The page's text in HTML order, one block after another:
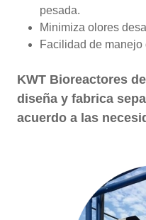
pesada.
Minimiza olores
Facilidad de manejo
KWT Bioreactores
diseña y fabrica
acuerdo a las